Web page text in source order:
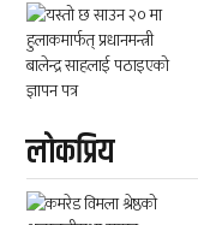
लाेकप्रिय